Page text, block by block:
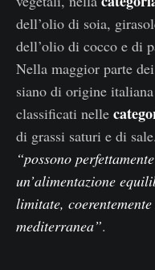
dell’olio di soia,
dell’olio di cocco e di
Nella maggior parte
siano di origine
classificati nelle
di grassi saturi e di
“possono
un’alimentazione
limitate,
mediterranea”.